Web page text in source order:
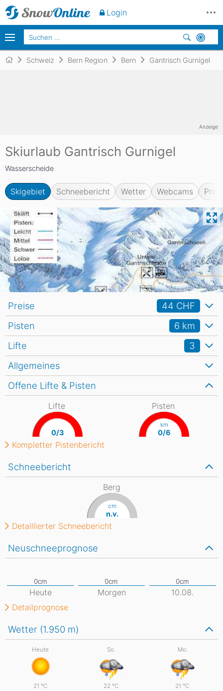
Schweiz Bern Region Bern Gantrisch Gurnigel
Skiurlaub Gantrisch Gurnigel
Wasserscheide
Skigebiet Schneebericht Wetter Webcams
Anzeige
Allgemeines
Lifte 3
Pisten 6 km
Wetter (1.950 m)
Heute
21 °C
So.
22 °C
Mo.
21 °C
Schneebericht
Berg
cm
n.v.
Detaillierter Schneebericht
Neuschneeprognose
Heute Morgen
10.08.
Detailprognose
Offene Lifte & Pisten
Lifte
0/3
Pisten
km
0/6
Kompletter Pistenbericht
Preise 44 CHF
Login